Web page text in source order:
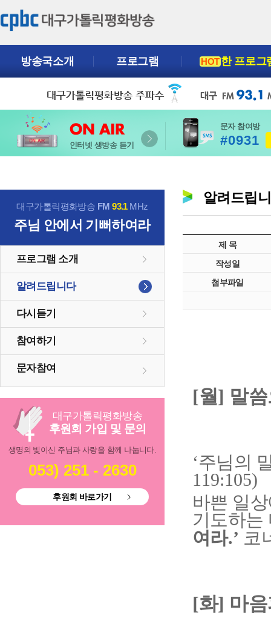
방송국소개 프로그램 HOT한 프로그
인터넷 생방송 듣기
문자 참여방
#0931
대구가톨릭평화방송 FM93.1MHz
주님 안에서 기뻐하여라
프로그램 소개
알려드립니다
다시듣기
참여하기
문자참여
대구가톨릭평화방송
후원회 가입 및 문의
생명의 빛이신 주님과 사랑을 함께 나눕니다.
053) 251 - 2630
후원회 바로가기
알려드립
제 목
작성일
첨부파일
[월] 말
‘주님의
119:105)
바쁜 일
기도하는
여라.’ 코
[화] 마